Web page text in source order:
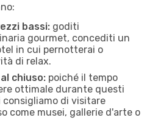
bassi: goditi
gourmet, concediti un
in cui pernotterai o
di relax.
chiuso: poiché il tempo
ottimale durante questi
consigliamo di visitare
come musei, gallerie d'arte o